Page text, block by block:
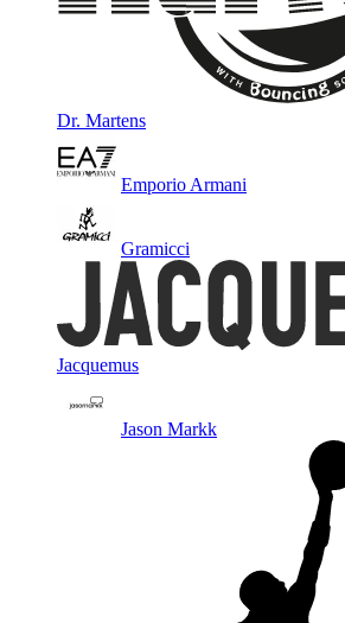
Dr. Martens
Emporio Armani
Gramicci
Jacquemus
Jason Markk